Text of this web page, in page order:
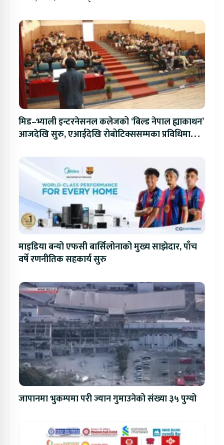
मिड–भ्याली इन्टरनेसनल कलेजको ‘बिल्ड नेपाल ह्याकाथन’
आजदेखि सुरु, एआईदेखि रोबोटिक्ससम्मका प्रविधिमा
माइडिया बन्यो एफसी बार्सिलोनाको मुख्य साझेदार, पाँच
वर्षे रणनीतिक सहकार्य सुरु
जापानमा भुकम्पमा परी ज्यान गुमाउनेको संख्या ३५ पुग्यो